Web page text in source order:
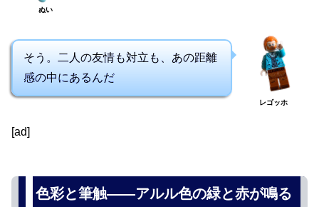
ぬい
そう。二人の友情も対立も、あの距離
感の中にあるんだ
レゴッホ
[ad]
色彩と筆触――アルル色の緑と赤が鳴る